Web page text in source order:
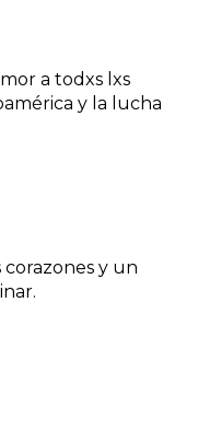
a todxs lxs
y la lucha
y un